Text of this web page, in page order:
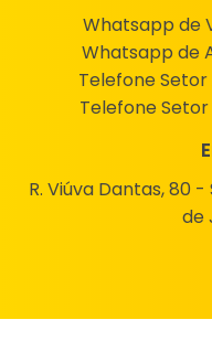
Whatsapp de
Whatsapp de
Telefone Setor
Telefone Setor
R. Viúva Dantas, 80
de